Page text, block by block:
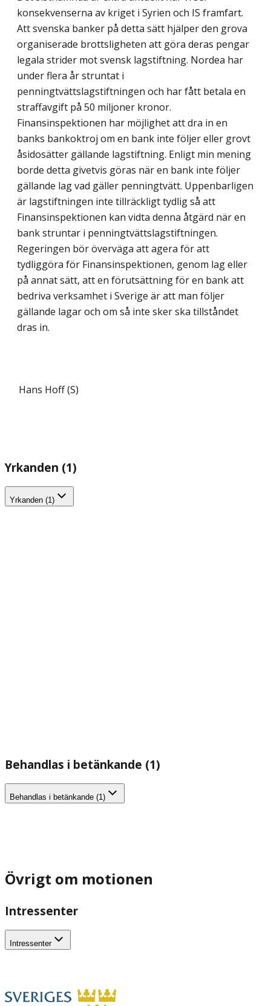
konsekvenserna av kriget i Syrien och IS framfart.
Att svenska banker på detta sätt hjälper den grova
organiserade brottsligheten att göra deras pengar
legala strider mot svensk lagstiftning. Nordea har
under flera år struntat i
penningtvättslagstiftningen och har fått betala en
straffavgift på 50 miljoner kronor.
Finansinspektionen har möjlighet att dra in en
banks bankoktroj om en bank inte följer eller grovt
åsidosätter gällande lagstiftning. Enligt min mening
borde detta givetvis göras när en bank inte följer
gällande lag vad gäller penningtvätt. Uppenbarligen
är lagstiftningen inte tillräckligt tydlig så att
Finansinspektionen kan vidta denna åtgärd när en
bank struntar i penningtvättslagstiftningen.
Regeringen bör överväga att agera för att
tydliggöra för Finansinspektionen, genom lag eller
på annat sätt, att en förutsättning för en bank att
bedriva verksamhet i Sverige är att man följer
gällande lagar och om så inte sker ska tillståndet
dras in.
Hans Hoff (S)
Yrkanden (1)
Yrkanden (1)
Behandlas i betänkande (1)
Behandlas i betänkande (1)
Övrigt om motionen
Intressenter
Intressenter